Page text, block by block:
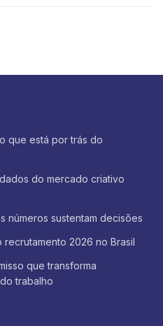
que está por trás do
do mercado criativo
números sustentam decisões
2026 no Brasil
que transforma
trabalho